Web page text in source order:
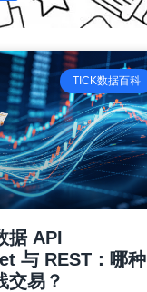
TICK数据百科
据 API
与 REST：哪种
交易？